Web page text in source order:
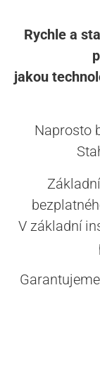
Rychle a
jakou
Naprosto
V základní